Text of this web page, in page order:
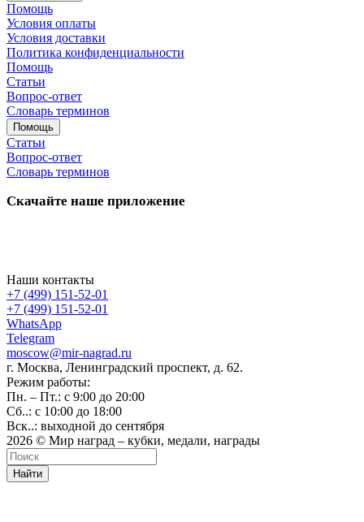
Помощь
Условия оплаты
Условия доставки
Политика конфиденциальности
Помощь
Статьи
Вопрос-ответ
Словарь терминов
Помощь
Статьи
Вопрос-ответ
Словарь терминов
Скачайте наше приложение
Наши контакты
+7 (499) 151-52-01
+7 (499) 151-52-01
WhatsApp
Telegram
moscow@mir-nagrad.ru
г. Москва, Ленинградский проспект, д. 62.
Режим работы:
Пн. – Пт.: с 9:00 до 20:00
Сб..: с 10:00 до 18:00
Вск..: выходной до сентября
2026 © Мир наград – кубки, медали, награды
Найти